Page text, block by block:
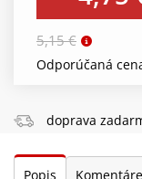
5,15 €
Odporúčaná
doprava
Popis Komentáre